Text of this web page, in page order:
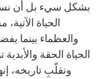
بشكل سيء بل أن
الحياة
والعظماء بينما
الحياة الحقة
وتقلّبِ تاريخه،